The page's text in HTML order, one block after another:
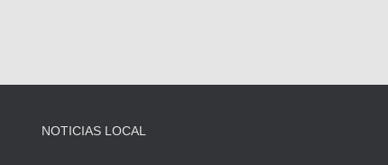
NOTICIAS LOCAL